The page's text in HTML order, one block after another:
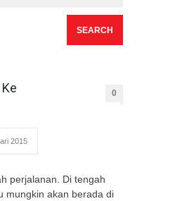
0
2015
perjalanan. Di tengah
mungkin akan berada di